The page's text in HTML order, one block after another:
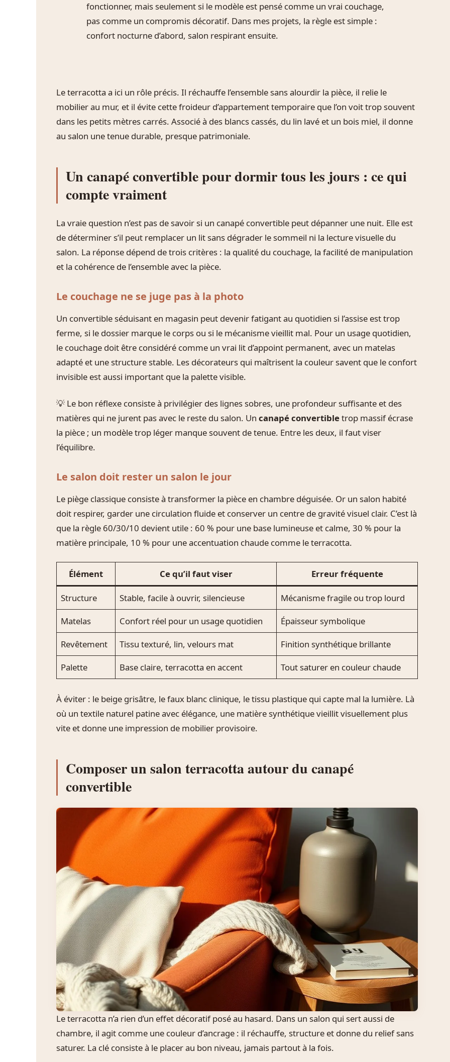
fonctionner, mais seulement si le modèle est pensé comme un vrai couchage,
pas comme un compromis décoratif. Dans mes projets, la règle est simple :
confort nocturne d’abord, salon respirant ensuite.
Le terracotta a ici un rôle précis. Il réchauffe l’ensemble sans alourdir la pièce, il relie le
mobilier au mur, et il évite cette froideur d’appartement temporaire que l’on voit trop souvent
dans les petits mètres carrés. Associé à des blancs cassés, du lin lavé et un bois miel, il donne
au salon une tenue durable, presque patrimoniale.
Un canapé convertible pour dormir tous les jours : ce qui
compte vraiment
La vraie question n’est pas de savoir si un canapé convertible peut dépanner une nuit. Elle est
de déterminer s’il peut remplacer un lit sans dégrader le sommeil ni la lecture visuelle du
salon. La réponse dépend de trois critères : la qualité du couchage, la facilité de manipulation
et la cohérence de l’ensemble avec la pièce.
Le couchage ne se juge pas à la photo
Un convertible séduisant en magasin peut devenir fatigant au quotidien si l’assise est trop
ferme, si le dossier marque le corps ou si le mécanisme vieillit mal. Pour un usage quotidien,
le couchage doit être considéré comme un vrai lit d’appoint permanent, avec un matelas
adapté et une structure stable. Les décorateurs qui maîtrisent la couleur savent que le confort
invisible est aussi important que la palette visible.
💡 Le bon réflexe consiste à privilégier des lignes sobres, une profondeur suffisante et des
matières qui ne jurent pas avec le reste du salon. Un canapé convertibletrop massif écrase
la pièce ; un modèle trop léger manque souvent de tenue. Entre les deux, il faut viser
l’équilibre.
Le salon doit rester un salon le jour
Le piège classique consiste à transformer la pièce en chambre déguisée. Or un salon habité
doit respirer, garder une circulation fluide et conserver un centre de gravité visuel clair. C’est là
que la règle 60/30/10 devient utile : 60 % pour une base lumineuse et calme, 30 % pour la
matière principale, 10 % pour une accentuation chaude comme le terracotta.
Élément Ce qu’il faut viser Erreur fréquente
Structure Stable, facile à ouvrir, silencieuse
Mécanisme fragile ou trop lourd
Matelas
Confort réel pour un usage quotidien
Épaisseur symbolique
Revêtement
Tissu texturé, lin, velours mat
Finition synthétique brillante
Palette
Base claire, terracotta en accent Tout saturer en couleur chaude
À éviter : le beige grisâtre, le faux blanc clinique, le tissu plastique qui capte mal la lumière. Là
où un textile naturel patine avec élégance, une matière synthétique vieillit visuellement plus
vite et donne une impression de mobilier provisoire.
Composer un salon terracotta autour du canapé
convertible
Le terracotta n’a rien d’un effet décoratif posé au hasard. Dans un salon qui sert aussi de
chambre, il agit comme une couleur d’ancrage : il réchauffe, structure et donne du relief sans
saturer. La clé consiste à le placer au bon niveau, jamais partout à la fois.